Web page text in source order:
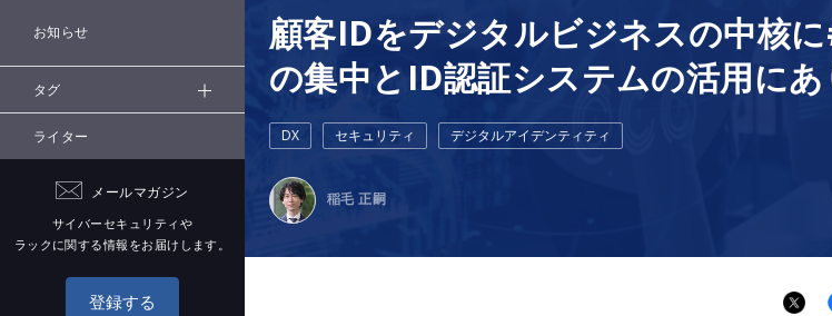
お知らせ
タグ
ライター
メールマガジン
サイバーセキュリティや
ラックに関する情報をお届けします。
登録する
顧客IDをデジタルビジネスの中核
の集中とID認証システムの活用にあ
DX セキュリティ デジタルアイデンティティ
稲毛 正嗣